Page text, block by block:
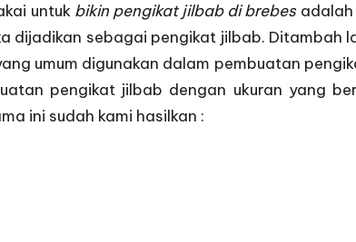
untuk bikin pengikat jilbab di brebes
dijadikan sebagai pengikat jilbab.
umum digunakan dalam pembuatan
pengikat jilbab dengan ukuran yang
ini sudah kami hasilkan :